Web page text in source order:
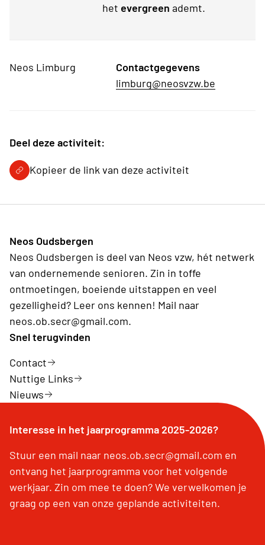
het evergreen ademt.
Neos Limburg
Contactgegevens
limburg@neosvzw.be
Deel deze activiteit:
Kopieer de link van deze activiteit
Neos Oudsbergen
Neos Oudsbergen is deel van Neos vzw, hét netwerk
van ondernemende senioren. Zin in toffe
ontmoetingen, boeiende uitstappen en veel
gezelligheid? Leer ons kennen! Mail naar
neos.ob.secr@gmail.com.
Snel terugvinden
Contact
Nuttige Links
Nieuws
Interesse in het jaarprogramma 2025-2026?
Stuur een mail naar neos.ob.secr@gmail.com en
ontvang het jaarprogramma voor het volgende
werkjaar. Zin om mee te doen? We verwelkomen je
graag op een van onze geplande activiteiten.